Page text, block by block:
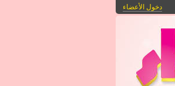
دخول الأعضاء